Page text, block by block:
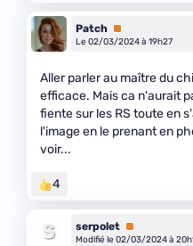
Patch Premium
Le 02/03/2024 à 19h27
Aller parler au maître du
efficace. Mais ca n'aurait
fiente sur les RS toute en
l'image en le prenant en
voir...
4
serpolet Premium
Modifié le 02/03/2024 à